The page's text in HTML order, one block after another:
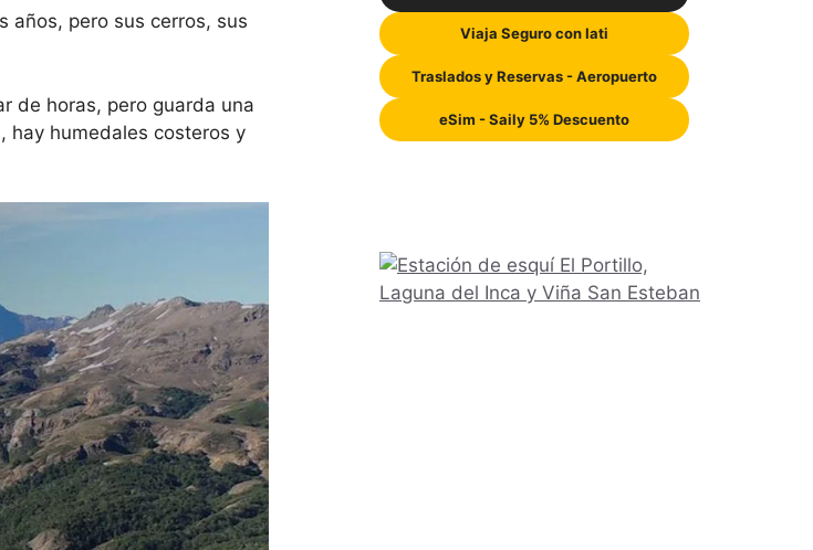
años, pero sus cerros, sus
de horas, pero guarda una
hay humedales costeros y
Viaja Seguro con Iati
Traslados y Reservas - Aeropuerto
eSim - Saily 5% Descuento